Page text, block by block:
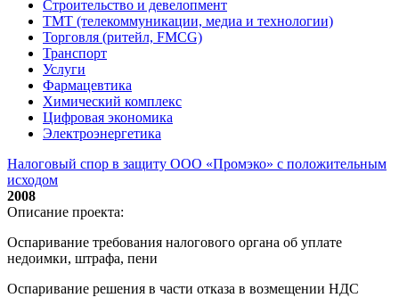
Строительство и девелопмент
ТМТ (телекоммуникации, медиа и технологии)
Торговля (ритейл, FMCG)
Транспорт
Услуги
Фармацевтика
Химический комплекс
Цифровая экономика
Электроэнергетика
Налоговый спор в защиту ООО «Промэко» с положительным
исходом
2008
Описание проекта:
Оспаривание требования налогового органа об уплате
недоимки, штрафа, пени
Оспаривание решения в части отказа в возмещении НДС